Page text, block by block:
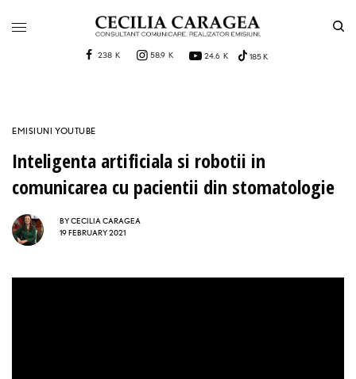
238 K 58.9 K 24.6 K 185 K
EMISIUNI YOUTUBE
Inteligenta artificiala si robotii in
comunicarea cu pacientii din stomatologie
BYCECILIA CARAGEA
19 FEBRUARY 2021